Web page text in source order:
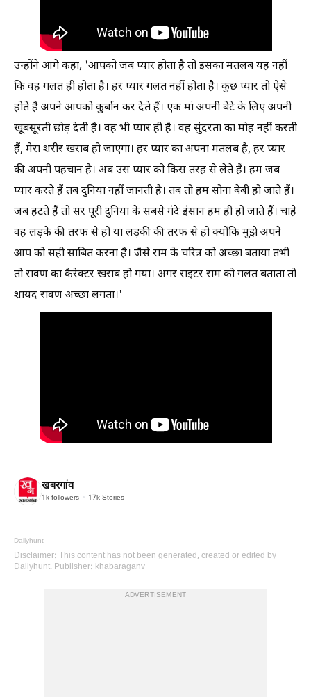
उन्होंने आगे कहा, 'आपको जब प्यार होता है तो इसका मतलब यह नहीं
कि वह गलत ही होता है। हर प्यार गलत नहीं होता है। कुछ प्यार तो ऐसे
होते है अपने आपको कुर्बान कर देते हैं। एक मां अपनी बेटे के लिए अपनी
खूबसूरती छोड़ देती है। वह भी प्यार ही है। वह सुंदरता का मोह नहीं करती
हैं, मेरा शरीर खराब हो जाएगा। हर प्यार का अपना मतलब है, हर प्यार
की अपनी पहचान है। अब उस प्यार को किस तरह से लेते हैं। हम जब
प्यार करते हैं तब दुनिया नहीं जानती है। तब तो हम सोना बेबी हो जाते हैं।
जब हटते हैं तो सर पूरी दुनिया के सबसे गंदे इंसान हम ही हो जाते हैं। चाहे
वह लड़के की तरफ से हो या लड़की की तरफ से हो क्योंकि मुझे अपने
आप को सही साबित करना है। जैसे राम के चरित्र को अच्छा बताया तभी
तो रावण का कैरेक्टर खराब हो गया। अगर राइटर राम को गलत बताता तो
शायद रावण अच्छा लगता।'
खबरगांव
1k followers 17k Stories
Dailyhunt
Disclaimer: This content has not been generated, created or edited by
Dailyhunt. Publisher: khabaraganv
ADVERTISEMENT